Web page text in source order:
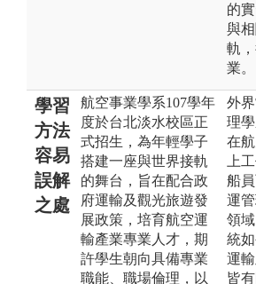
的
與
軌
業。
學習
方法
容易
誤解
之處
航空事業學系107學年
度於台北淡水校區正
式招生，為年輕學子
搭建一座與世界接軌
的舞台，旨在配合政
府運輸及觀光旅遊發
展政策，培育航空運
輸產業專業人才，期
許學生朝向具備專業
職能、職場倫理，以
外
理
在
上
船
運
領
統
運
皆